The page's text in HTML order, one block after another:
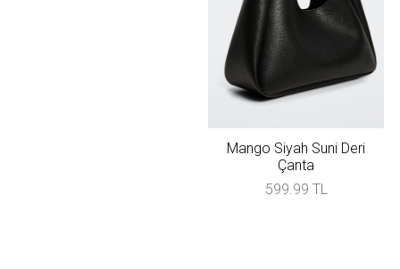
Mango Siyah Suni Deri
Çanta
599.99 TL